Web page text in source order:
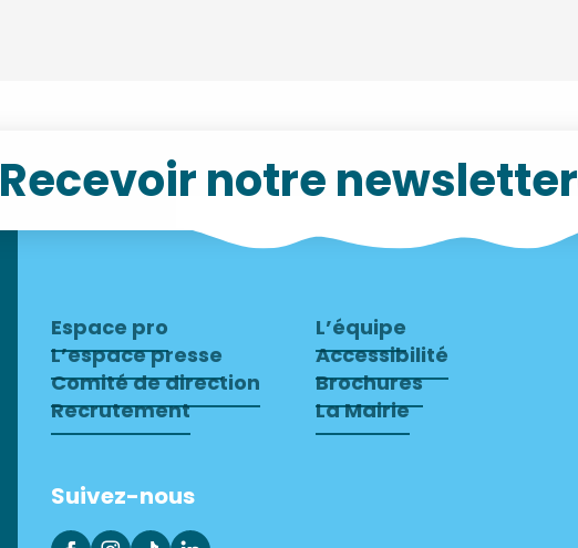
Recevoir notre newsletter
Espace pro
L’espace presse
Comité de direction
Recrutement
L’équipe
Accessibilité
Brochures
La Mairie
Suivez-nous